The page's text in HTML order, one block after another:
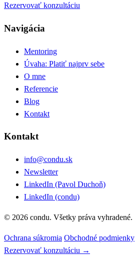
Rezervovať konzultáciu
Navigácia
Mentoring
Úvaha: Platiť najprv sebe
O mne
Referencie
Blog
Kontakt
Kontakt
info@condu.sk
Newsletter
LinkedIn (Pavol Duchoň)
LinkedIn (condu)
© 2026 condu. Všetky práva vyhradené.
Ochrana súkromia Obchodné podmienky
Rezervovať konzultáciu →